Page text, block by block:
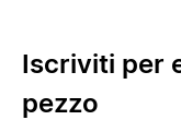
Iscriviti per
pezzo